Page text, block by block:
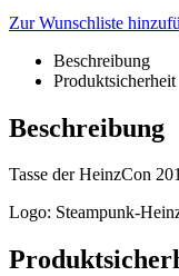
Zur Wunschliste
Beschreibung
Produktsicherheit
Beschreibung
Tasse der HeinzCon
Logo: Steampunk-